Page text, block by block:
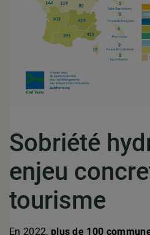
Sobriété
enjeu
tourisme
En 2022, plus de 100